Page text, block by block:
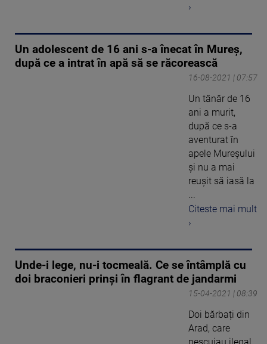
›
Un adolescent de 16 ani s-a înecat în Mureș,
după ce a intrat în apă să se răcorească
16-08-2021 | 07:57
Un tânăr de 16
ani a murit,
după ce s-a
aventurat în
apele Mureșului
și nu a mai
reușit să iasă la
...
Citeste mai mult
›
Unde-i lege, nu-i tocmeală. Ce se întâmplă cu
doi braconieri prinși în flagrant de jandarmi
15-04-2021 | 08:39
Doi bărbați din
Arad, care